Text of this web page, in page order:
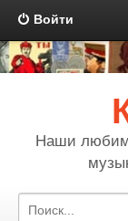
Войти
Наши